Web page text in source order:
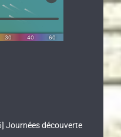
Journées découverte